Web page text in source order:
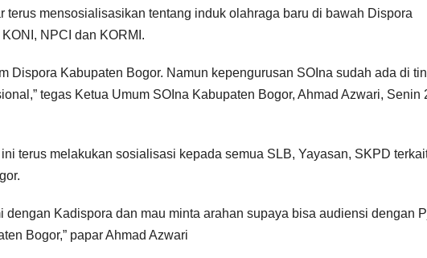
terus mensosialisasikan tentang induk olahraga baru di bawah Dispora
NPCI dan KORMI.
Dispora Kabupaten Bogor. Namun kepengurusan SOIna sudah ada di
tegas Ketua Umum SOIna Kabupaten Bogor, Ahmad Azwari, Senin
terus melakukan sosialisasi kepada semua SLB, Yayasan, SKPD
dengan Kadispora dan mau minta arahan supaya bisa audiensi dengan
Bogor,” papar Ahmad Azwari